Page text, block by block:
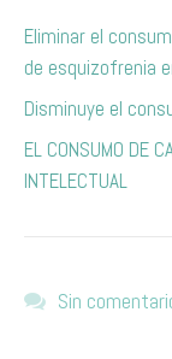
Eliminar el
de esquizofrenia
Disminuye el
EL CONSUMO DE
INTELECTUAL
Sin